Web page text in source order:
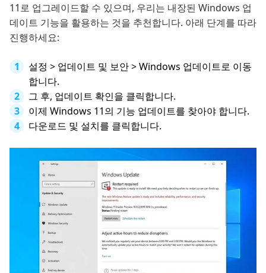
11로 업그레이드할 수 있으며, 우리는 내장된 Windows 업
데이트 기능을 활용하는 것을 추천합니다. 아래 단계를 따라
진행하세요:
설정 > 업데이트 및 보안 > Windows 업데이트로 이동
합니다.
그 후, 업데이트 확인을 클릭합니다.
이제 Windows 11의 기능 업데이트를 찾아야 합니다.
다운로드 및 설치를 클릭합니다.